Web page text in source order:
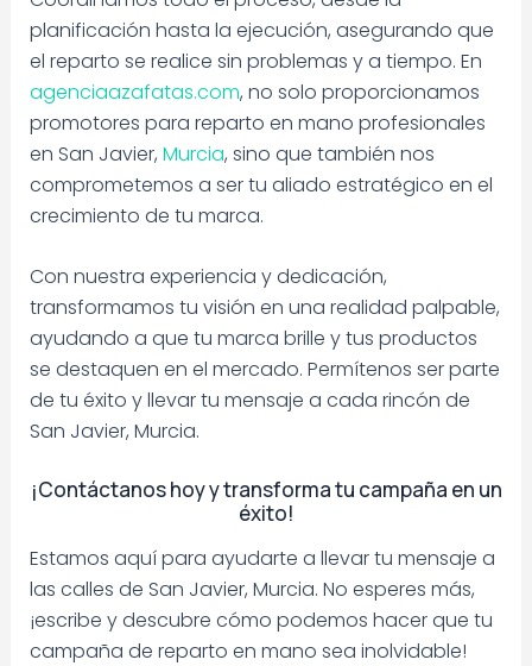
planificación hasta la ejecución, asegurando que
el reparto se realice sin problemas y a tiempo. En
agenciaazafatas.com, no solo proporcionamos
promotores para reparto en mano profesionales
en San Javier, Murcia, sino que también nos
comprometemos a ser tu aliado estratégico en el
crecimiento de tu marca.
Con nuestra experiencia y dedicación,
transformamos tu visión en una realidad palpable,
ayudando a que tu marca brille y tus productos
se destaquen en el mercado. Permítenos ser parte
de tu éxito y llevar tu mensaje a cada rincón de
San Javier, Murcia.
¡Contáctanos hoy y transforma tu campaña en un
éxito!
Estamos aquí para ayudarte a llevar tu mensaje a
las calles de San Javier, Murcia. No esperes más,
¡escribe y descubre cómo podemos hacer que tu
campaña de reparto en mano sea inolvidable!